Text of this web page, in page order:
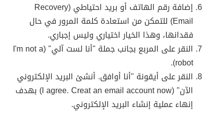
إضافة رقم الهاتف أو بريد احتياطي (Recovery
Email) للتمكن من استعادة كلمة المرور في حال
فقدانها، وهذا الخيار اختياري وليس إجباري.
النقر على المربع بجانب جملة "أنا لست آلي" (I'm not a
robot).
النقر على أيقونة "أنا أوافق. أنشئ البريد الإلكتروني
الآن" (I agree. Creat an email account now) بهدف
إنهاء عملية إنشاء البريد الإلكتروني.